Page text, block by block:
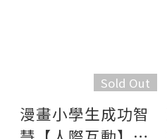
Sold Out
漫畫小學生成功智